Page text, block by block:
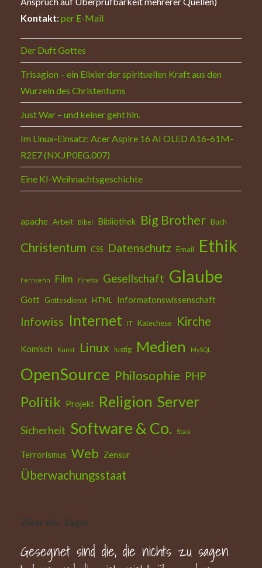
Kontakt: per E-Mail
Der Duft Gottes
Trisagion – ein Elixier der spirituellen Kraft aus den
Wurzeln des Christentums
Just War – und keiner geht hin.
Im Linux-Einsatz: Acer Aspire 16 AI OLED A16-61M-
R2E7 (NX.JP0EG.007)
Eine KI-Weihnachtsgeschichte
apache Arbeit Bibel Bibliothek Big Brother Buch
Christentum CSS Datenschutz Email Ethik
Fernsehn Film Firefox Gesellschaft Glaube
Gott Gottesdienst HTML Informatonswissenschaft
Infowiss Internet IT Katechese Kirche
Komisch Kunst Linux lustig Medien MySQL
OpenSource Philosophie PHP
Politik Projekt Religion Server
Sicherheit Software & Co. Stasi
Terrorismus Web Zensur
Überwachungsstaat
Zitat des Tages
Gesegnet sind die, die nichts zu sagen